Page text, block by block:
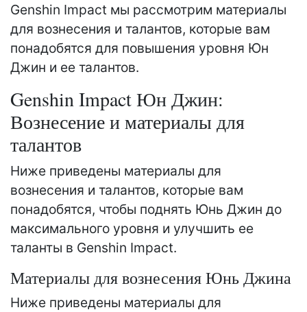
Genshin Impact мы рассмотрим материалы
для вознесения и талантов, которые вам
понадобятся для повышения уровня Юн
Джин и ее талантов.
Genshin Impact Юн Джин:
Вознесение и материалы для
талантов
Ниже приведены материалы для
вознесения и талантов, которые вам
понадобятся, чтобы поднять Юнь Джин до
максимального уровня и улучшить ее
таланты в Genshin Impact.
Материалы для вознесения Юнь Джина
Ниже приведены материалы для